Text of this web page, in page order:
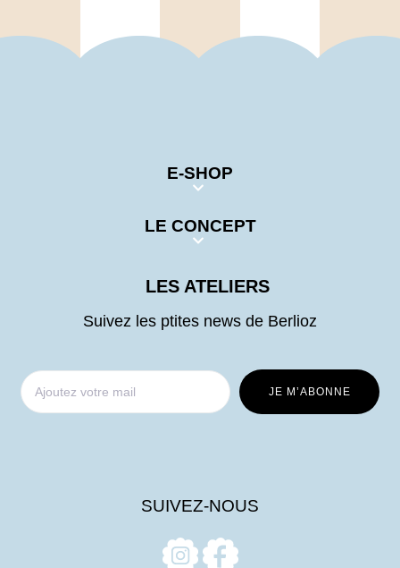
E-SHOP
LE CONCEPT
LES ATELIERS
Suivez les ptites news de Berlioz
SUIVEZ-NOUS